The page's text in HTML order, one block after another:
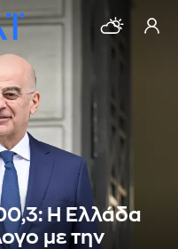
Η Ελλάδα
με την